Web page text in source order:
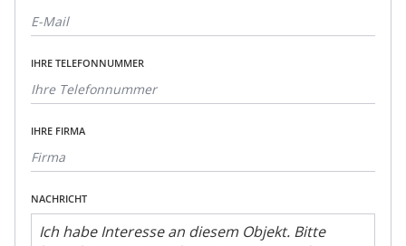
IHRE TELEFONNUMMER
IHRE FIRMA
NACHRICHT